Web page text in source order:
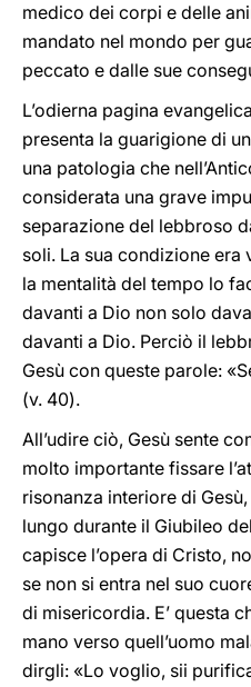
medico dei corpi e delle
mandato nel mondo per
peccato e dalle sue
L’odierna pagina
presenta la guarigione di
una patologia che
considerata una grave
separazione del lebbroso
soli. La sua condizione era
la mentalità del tempo lo
davanti a Dio non solo
davanti a Dio. Perciò il
Gesù con queste parole:
(v. 40).
All’udire ciò, Gesù sente
molto importante fissare
risonanza interiore di
lungo durante il Giubileo
capisce l’opera di Cristo,
se non si entra nel suo
di misericordia. E’ questa
mano verso quell’uomo
dirgli: «Lo voglio, sii